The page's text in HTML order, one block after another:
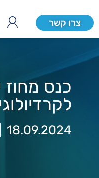
צרו קשר
כנס מחוז
18.09.2024